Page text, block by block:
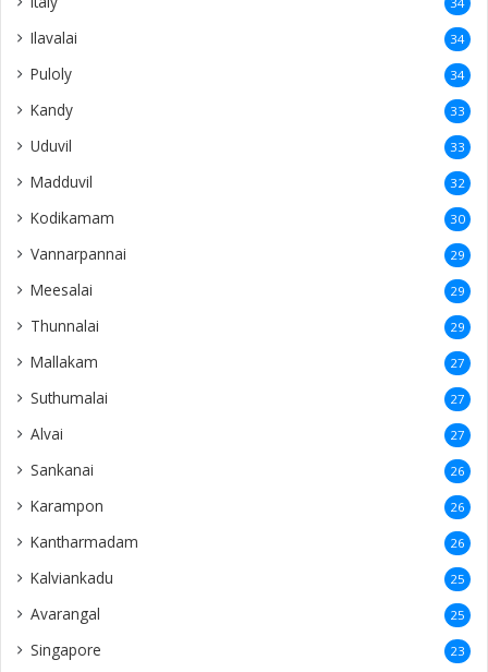
Ilavalai 34
Puloly 34
Kandy 33
Uduvil 33
Madduvil 32
Kodikamam 30
Vannarpannai 29
Meesalai 29
Thunnalai 29
Mallakam 27
Suthumalai 27
Alvai 27
Sankanai 26
Karampon 26
Kantharmadam 26
Kalviankadu 25
Avarangal 25
Singapore 23